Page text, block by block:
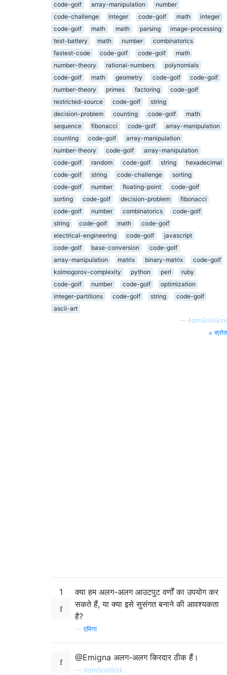
code-golf
array-manipulation
number
code-challenge
integer code-golf math
integer
code-golf
math math parsing
image-processing
test-battery
math number
combinatorics
fastest-code
code-golf code-golf
math
number-theory
rational-numbers
polynomials
code-golf
math geometry code-golf
code-golf
number-theory
primes factoring
code-golf
restricted-source
code-golf
string
decision-problem
counting code-golf
math
sequence
fibonacci code-golf
array-manipulation
counting
code-golf
array-manipulation
number-theory
code-golf
array-manipulation
code-golf
random code-golf string
hexadecimal
code-golf
string code-challenge
sorting
code-golf
number floating-point
code-golf
sorting
code-golf decision-problem
fibonacci
code-golf
number combinatorics
code-golf
string
code-golf math
code-golf
electrical-engineering
code-golf
javascript
code-golf
base-conversion
code-golf
array-manipulation
matrix binary-matrix
code-golf
kolmogorov-complexity
python perl
ruby
code-golf
number code-golf
optimization
integer-partitions
code-golf string
code-golf
ascii-art
— AdmBorkBork
स्रोत
1
क्या हम अलग-अलग आउटपुट वर्णों का उपयोग कर
सकते हैं, या क्या इसे सुसंगत बनाने की आवश्यकता
है?
—एमिगा
@Emigna अलग-अलग किरदार ठीक हैं।
— AdmBorkBork